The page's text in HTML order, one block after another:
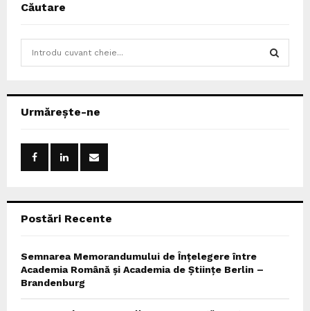
Căutare
h
Urmărește-ne
Postări Recente
Semnarea Memorandumului de Înțelegere între
Academia Română și Academia de Științe Berlin –
Brandenburg